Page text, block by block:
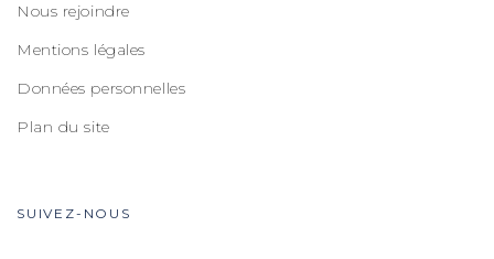
Nous rejoindre
Mentions légales
Données personnelles
Plan du site
SUIVEZ-NOUS